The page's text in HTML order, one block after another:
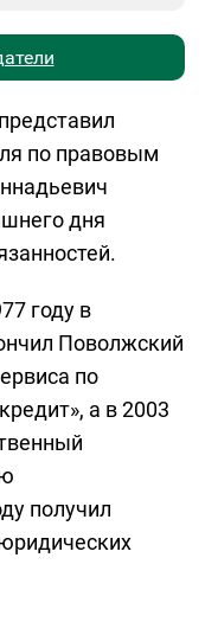
по правовым
дня
году в
Поволжский
по
а в 2003
получил